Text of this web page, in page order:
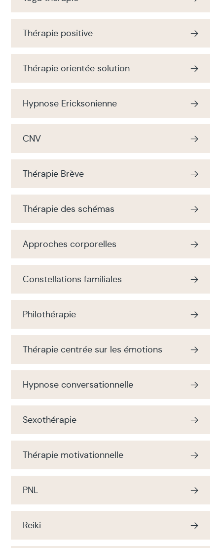
Thérapie positive
Thérapie orientée solution
Hypnose Ericksonienne
CNV
Thérapie Brève
Thérapie des schémas
Approches corporelles
Constellations familiales
Philothérapie
Thérapie centrée sur les émotions
Hypnose conversationnelle
Sexothérapie
Thérapie motivationnelle
PNL
Reiki